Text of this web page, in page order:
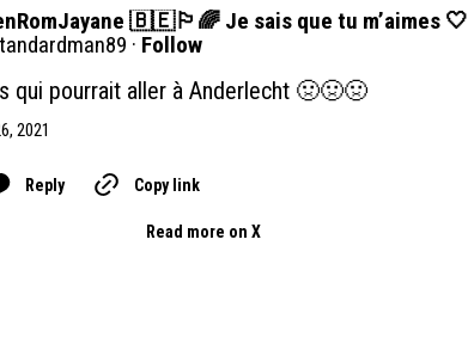
🇧🇪🏳️‍🌈 Je sais que tu m’aimes 🤍
· Follow
qui pourrait aller à Anderlecht 🤢🤢🤢
2021
Reply Copy link
Read more on X